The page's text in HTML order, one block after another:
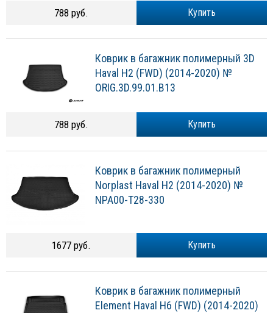
Купить
788 руб.
Коврик в багажник полимерный 3D
Haval H2 (FWD) (2014-2020) №
ORIG.3D.99.01.B13
Купить
788 руб.
Коврик в багажник полимерный
Norplast Haval H2 (2014-2020) №
NPA00-T28-330
Купить
1677 руб.
Коврик в багажник полимерный
Element Haval H6 (FWD) (2014-2020)